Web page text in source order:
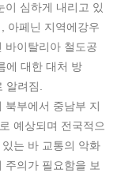
이 심하게 내리고 있
아페닌 지역에강우
바이탈리아 철도공
에 대한 대처 방
알려짐.
북부에서 중남부 지
예상되며 전국적으
는 바 교통의 악화
주의가 필요함을 보